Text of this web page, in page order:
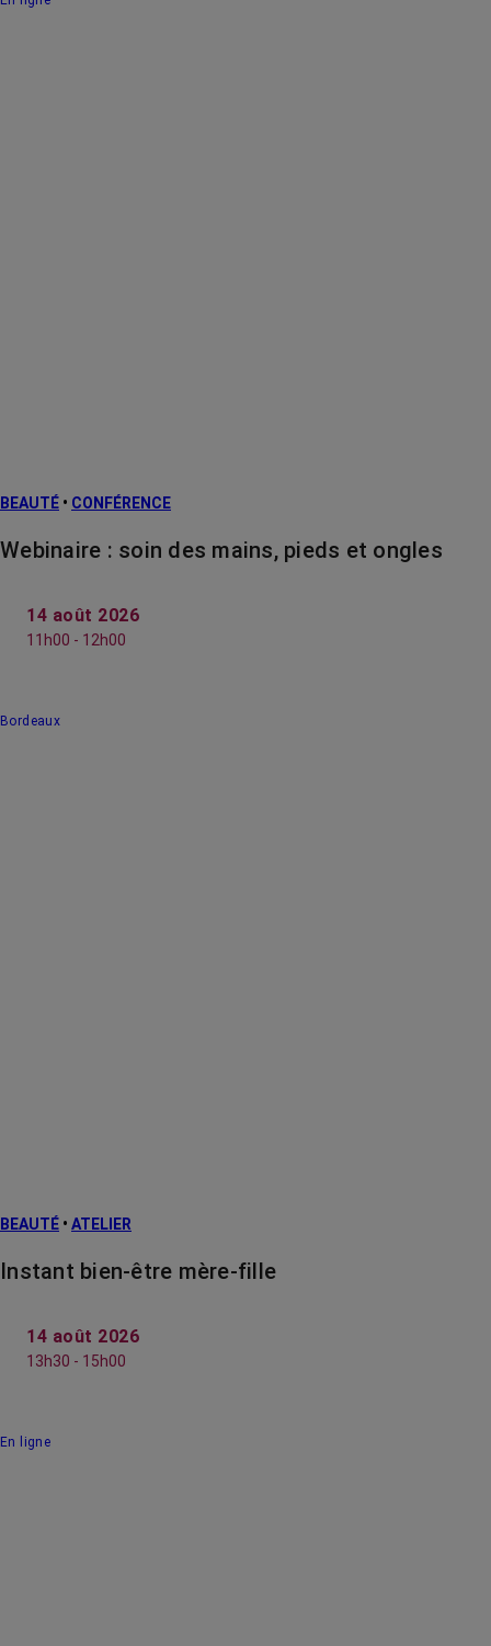
BEAUTÉ • CONFÉRENCE
Webinaire : soin des mains, pieds et ongles
14 août 2026
11h00 - 12h00
Bordeaux
BEAUTÉ • ATELIER
Instant bien-être mère-fille
14 août 2026
13h30 - 15h00
En ligne